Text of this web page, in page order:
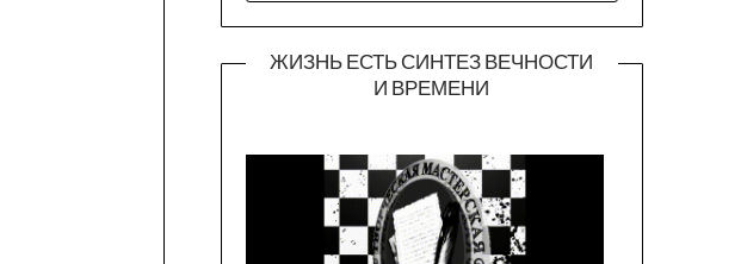
ЖИЗНЬ ЕСТЬ СИНТЕЗ ВЕЧНОСТИ
И ВРЕМЕНИ